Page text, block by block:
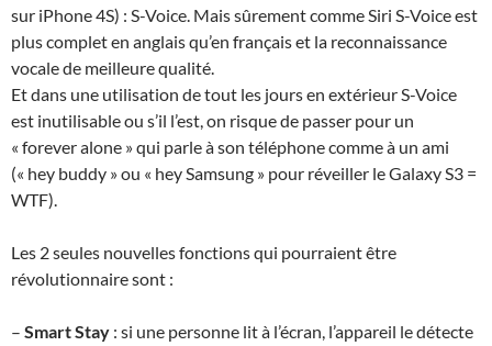
sur iPhone 4S) : S-Voice. Mais sûrement comme Siri S-Voice est
plus complet en anglais qu’en français et la reconnaissance
vocale de meilleure qualité.
Et dans une utilisation de tout les jours en extérieur S-Voice
est inutilisable ou s’il l’est, on risque de passer pour un
« forever alone » qui parle à son téléphone comme à un ami
(« hey buddy » ou « hey Samsung » pour réveiller le Galaxy S3 =
WTF).
Les 2 seules nouvelles fonctions qui pourraient être
révolutionnaire sont :
– Smart Stay : si une personne lit à l’écran, l’appareil le détecte